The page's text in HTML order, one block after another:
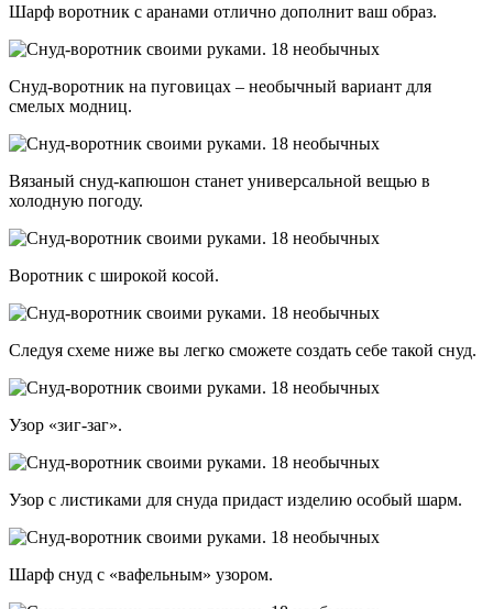
Шарф воротник с аранами отлично дополнит ваш образ.
Снуд-воротник на пуговицах – необычный вариант для
смелых модниц.
Вязаный снуд-капюшон станет универсальной вещью в
холодную погоду.
Воротник с широкой косой.
Следуя схеме ниже вы легко сможете создать себе такой снуд.
Узор «зиг-заг».
Узор с листиками для снуда придаст изделию особый шарм.
Шарф снуд с «вафельным» узором.